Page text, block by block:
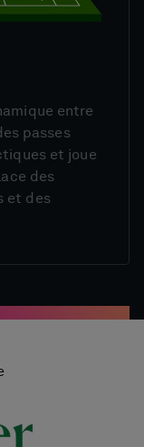
entre
passes
et joue
des
et des